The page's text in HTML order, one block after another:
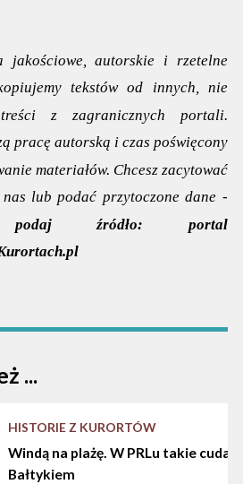
jakościowe, autorskie i rzetelne
tekstów od innych, nie
z zagranicznych portali.
pracę autorską i czas poświęcony
materiałów. Chcesz zacytować
lub podać przytoczone dane -
źródło:
portal
...
HISTORIE Z KURORTÓW
Windą na plażę. W PRLu takie cuda
Bałtykiem